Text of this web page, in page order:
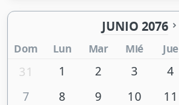
JUNIO 2076
Dom Lun Mar Mié Jue
31 1 2 3 4
7
8 9 10 11